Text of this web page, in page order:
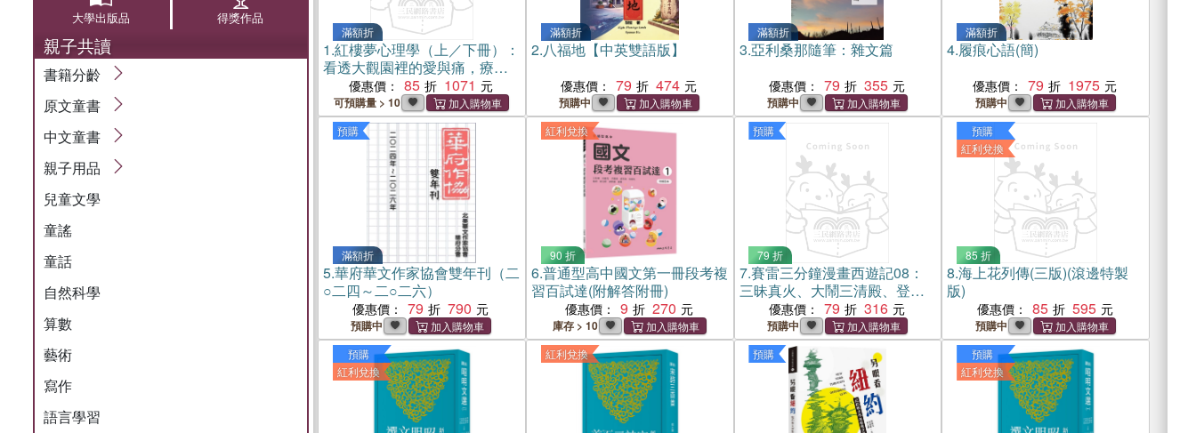
大學出版品 得獎作品
親子共讀
書籍分齡
原文童書
中文童書
親子用品
兒童文學
童謠
童話
自然科學
算數
藝術
寫作
語言學習
滿額折
1.紅樓夢心理學（上／下冊）：
看透大觀園裡的愛與痛，療癒
內在小孩的 120 種情緒覺察練
習【隨書附贈限量金陵十二釵
古風書籤】
優惠價： 85 1071
可預購量 > 10
滿額折
2.八福地【中英雙語版】
優惠價： 79 474
預購中
滿額折
3.亞利桑那隨筆：雜文篇
優惠價： 79 355
預購中
滿額折
4.履痕心語(簡)
優惠價： 79 1975
預購中
預購
滿額折
5.華府華文作家協會雙年刊（二
○二四～二○二六）
優惠價： 79 790
預購中
紅利兌換
90 折
6.普通型高中國文第一冊段考複
習百試達(附解答附冊)
優惠價： 9 270
庫存 > 10
預購
79 折
7.賽雷三分鐘漫畫西遊記08：
三昧真火、大鬧三清殿、登壇
優惠價： 79 316
預購中
預購
紅利兌換
85 折
8.海上花列傳(三版)(滾邊特製
版)
優惠價： 85 595
預購中
預購
紅利兌換
紅利兌換 預購
預購
紅利兌換